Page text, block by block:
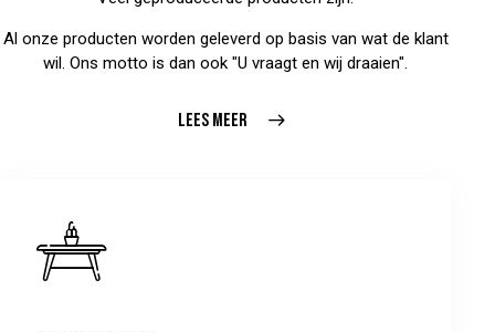
Al onze producten worden geleverd op basis van wat de klant
wil. Ons motto is dan ook "U vraagt en wij draaien".
LEES MEER